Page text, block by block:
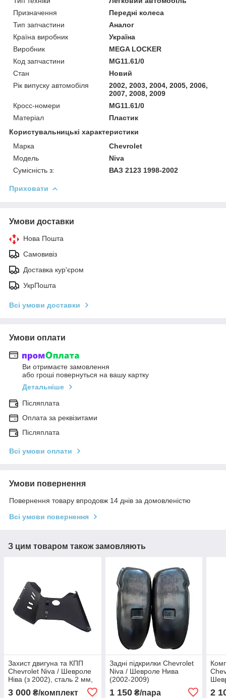
Призначення
Передні колеса
Тип запчастини
Аналог
Країна виробник
Україна
Виробник
MEGA LOCKER
Код запчастини
MG11.61/0
Стан
Новий
Рік випуску автомобіля
2002, 2003, 2004, 2005, 2006,
2007, 2008, 2009
Кросс-номери
MG11.61/0
Матеріал
Пластик
Користувальницькі характеристики
Марка
Chevrolet
Модель
Niva
Сумісність з:
ВАЗ 2123 1998-2002
Приховати
Умови доставки
Нова Пошта
Самовивіз
Доставка кур'єром
УкрПошта
Всі умови доставки
Умови оплати
Ви отримаєте замовлення
або гроші повернуться на вашу картку
Детальніше
Післяплата
Оплата за реквізитами
Післяплата
Всі умови оплати
Умови повернення
Повернення товару впродовж 14 днів за домовленістю
Всі умови повернення
З цим товаром також замовляють
Захист двигуна та КПП
Chevrolet Niva / Шевроле
Ніва (з 2002), сталь 2 мм,
3 000 ₴/комплект
Задні підкрилки Chevrolet
Niva / Шевроле Нива
(2002-2009)
1 150₴/пара 2